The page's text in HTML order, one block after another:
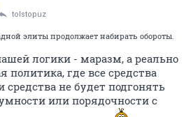
tolstopuz
элиты продолжает набирать обороты.
логики - маразм, а реально
политика, где все средства
средства не будет подгонять
или порядочности с